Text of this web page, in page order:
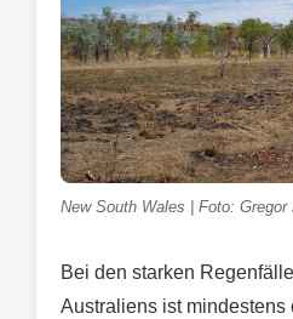
New South Wales | Foto: Gregor
Bei den starken
Australiens ist mindestens